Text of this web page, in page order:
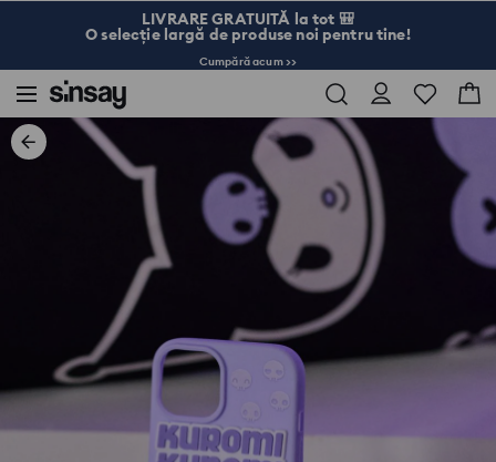
LIVRARE GRATUITĂ la tot 🎒
O selecție largă de produse noi pentru tine!
Cumpără acum >>